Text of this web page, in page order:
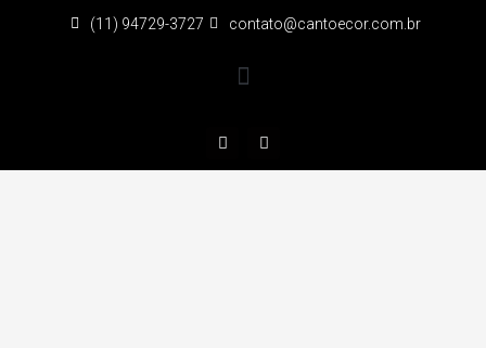
(11) 94729-3727 contato@cantoecor.com.br